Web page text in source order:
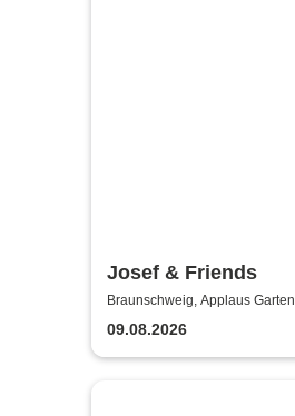
Josef & Friends
Braunschweig, Applaus Garten
09.08.2026